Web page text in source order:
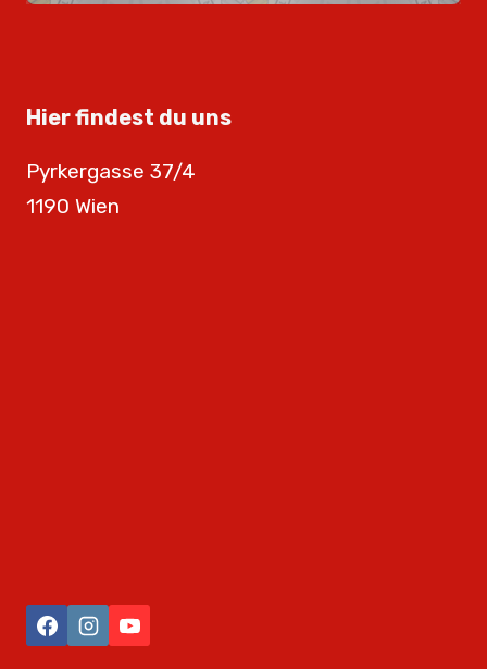
Hier findest du uns
Pyrkergasse 37/4
1190 Wien